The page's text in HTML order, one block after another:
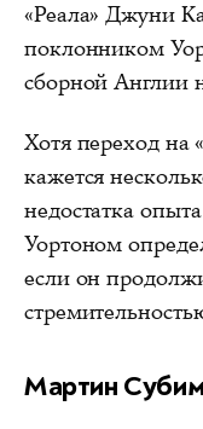
«Реала» Джуни
поклонником
сборной Англии
Хотя переход на
кажется
недостатка
Уортоном
если он
Мартин